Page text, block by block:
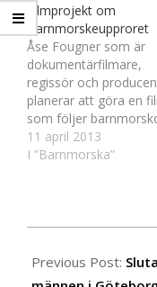
Filmprojekt om
Barnmorskeupproret
Åse Fougner som är
dokumentärfilmare,
regissör och
planerar att göra en
som följer
Stockholm. Idén kom i
och med
har tidigare bland
Barnmorskorna (2008)
och
11 april 2013
I ”Barnmorska”
03-
Previous Post: